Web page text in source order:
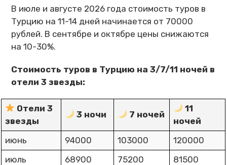
В июле и августе 2026 года стоимость туров в
Турцию на 11-14 дней начинается от 70000
рублей. В сентябре и октябре цены снижаются
на 10-30%.
Стоимость туров в Турцию на 3/7/11 ночей в
отели 3 звезды:
Отели 3
звезды
3 ночи 7 ночей
11
ночей
июнь
94000 103000
120000
июль
68900 75200
81500